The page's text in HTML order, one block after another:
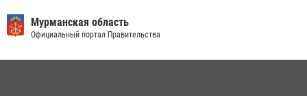
безопасности в период выборов
16 июля 2026, 07:26
Мурманская область
Официальный портал Правительства